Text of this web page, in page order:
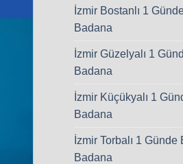
İzmir Bostanlı 1
Badana
İzmir Güzelyalı 1
Badana
İzmir Küçükyalı 1
Badana
İzmir Torbalı 1 Günde
Badana